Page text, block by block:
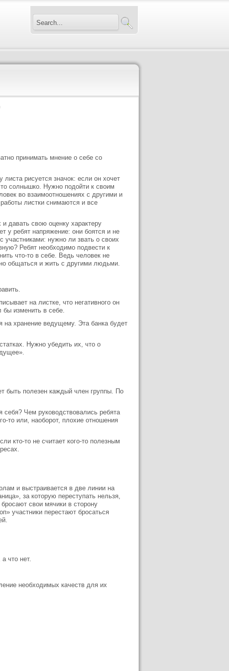
принимать мнение о себе со
рисуется значок: если он хочет
то солнышко. Нужно подойти к своим
во взаимоотношениях с другими и
листки снимаются и все
давать свою оценку характеру
у ребят напряжение: они боятся и не
участниками: нужно ли звать о своих
Ребят необходимо подвести к
что-то в себе. Ведь человек не
общаться и жить с другими людьми.
на листке, что негативного он
изменить в себе.
на хранение ведущему. Эта банка будет
Нужно убедить их, что о
быть полезен каждый член группы. По
Чем руководствовались ребята
то или, наоборот, плохие отношения
кто-то не считает кого-то полезным
и выстраивается в две линии на
за которую переступать нельзя,
свои мячики в сторону
участники перестают бросаться
что нет.
необходимых качеств для их